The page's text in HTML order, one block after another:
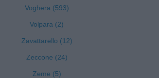
Voghera (593)
Volpara (2)
Zavattarello (12)
Zeccone (24)
Zeme (5)